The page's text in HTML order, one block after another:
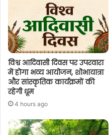
विश्व आदिवासी दिवस पर उपरवारा
में होगा भव्य आयोजन, शोभायात्रा
और सांस्कृतिक कार्यक्रमों की
रहेगी धूम
4 hours ago